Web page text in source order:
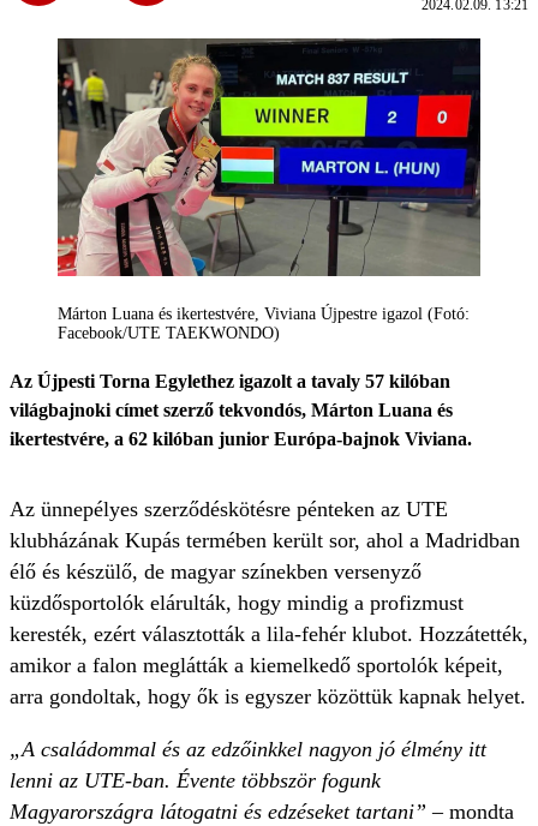
2024.02.09. 13:21
Márton Luana és ikertestvére, Viviana Újpestre igazol (Fotó:
Facebook/UTE TAEKWONDO)
Az Újpesti Torna Egylethez igazolt a tavaly 57 kilóban
világbajnoki címet szerző tekvondós, Márton Luana és
ikertestvére, a 62 kilóban junior Európa-bajnok Viviana.
Az ünnepélyes szerződéskötésre pénteken az UTE
klubházának Kupás termében került sor, ahol a Madridban
élő és készülő, de magyar színekben versenyző
küzdősportolók elárulták, hogy mindig a profizmust
keresték, ezért választották a lila-fehér klubot. Hozzátették,
amikor a falon meglátták a kiemelkedő sportolók képeit,
arra gondoltak, hogy ők is egyszer közöttük kapnak helyet.
„A családommal és az edzőinkkel nagyon jó élmény itt
lenni az UTE-ban. Évente többször fogunk
Magyarországra látogatni és edzéseket tartani” – mondta